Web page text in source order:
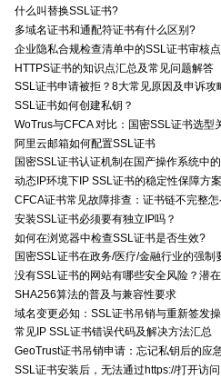
什么叫替换SSL证书?
多域名证书和通配符证书有什么区别?
企业隐私合规检查清单中的SSL证书审核点
HTTPS证书的知识点汇总及常见问题解答
SSL证书申请被拒？8大常见原因及申诉攻
SSL证书如何创建私钥？
WoTrus与CFCA 对比：国密SSL证书选型
阿里云邮箱如何配置SSL证书
国密SSL证书认证机制在国产操作系统中
动态IP环境下IP SSL证书的稳定性保障方案
CFCA证书常见故障排查：证书链不完整怎
安装SSL证书必须要有独立IP吗？
如何在浏览器中检查SSL证书是否生效?
国密SSL证书在政务/医疗/金融行业的强制
没有SSL证书的网站有哪些安全风险？潜
SHA256算法的普及与兼容性要求
域名变更必知：SSL证书吊销与重新签发
常见IP SSL证书错误代码及解决方法汇总
GeoTrust证书吊销申请：忘记私钥后的应
SSL证书安装后，无法通过https://打开访问